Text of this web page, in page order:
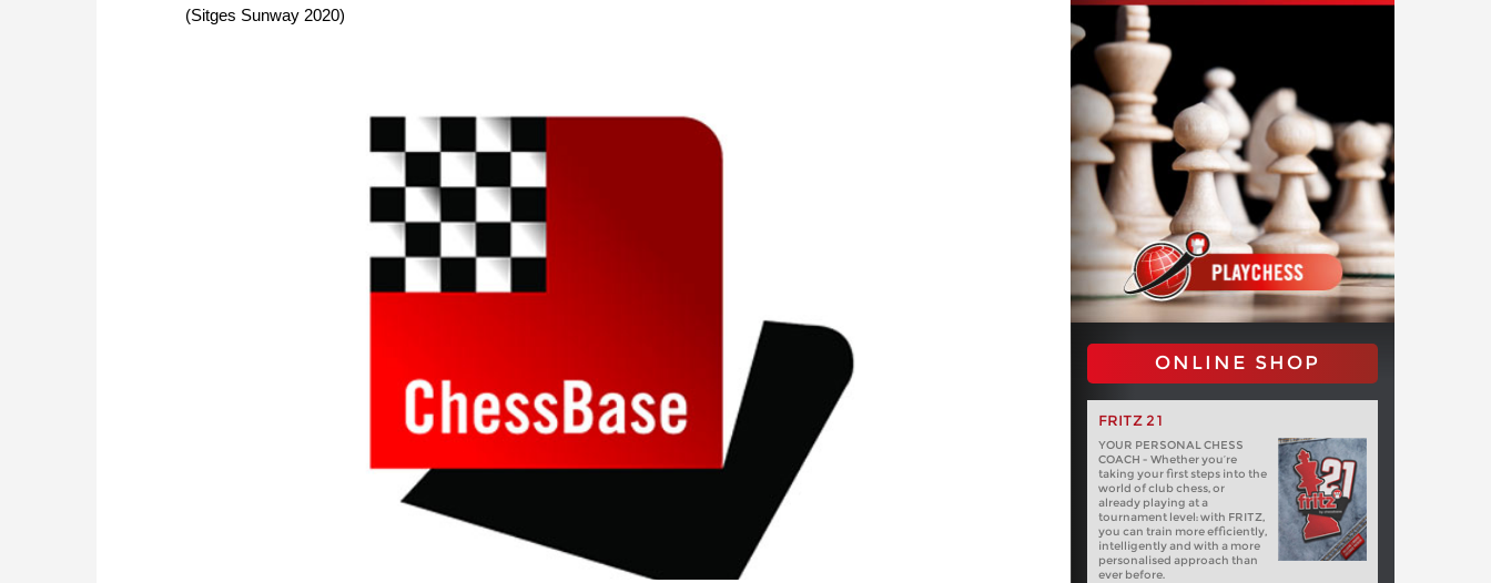
(Sitges Sunway 2020)
ONLINE SHOP
FRITZ 21
YOUR PERSONAL CHESS
COACH - Whether you’re
taking your first steps into the
world of club chess, or
already playing at a
tournament level: with FRITZ,
you can train more efficiently,
intelligently and with a more
personalised approach than
ever before.